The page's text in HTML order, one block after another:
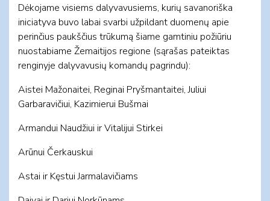
Dėkojame visiems dalyvavusiems, kurių savanoriška
iniciatyva buvo labai svarbi užpildant duomenų apie
perinčius paukščius trūkumą šiame gamtiniu požiūriu
nuostabiame Žemaitijos regione (sąrašas pateiktas
renginyje dalyvavusių komandų pagrindu):
Aistei Mažonaitei, Reginai Pryšmantaitei, Juliui
Garbaravičiui, Kazimierui Bušmai
Armandui Naudžiui ir Vitalijui Stirkei
Arūnui Čerkauskui
Astai ir Kęstui Jarmalavičiams